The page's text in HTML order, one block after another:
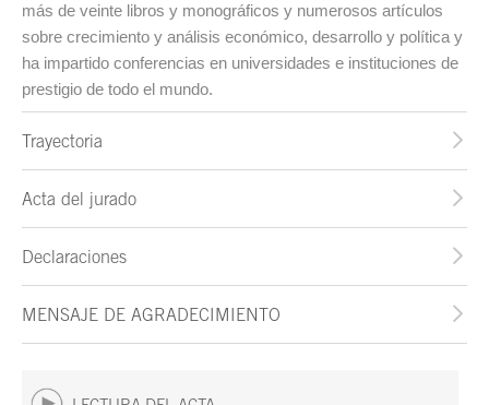
más de veinte libros y monográficos y numerosos artículos
sobre crecimiento y análisis económico, desarrollo y política y
ha impartido conferencias en universidades e instituciones de
prestigio de todo el mundo.
Trayectoria
Acta del jurado
Declaraciones
MENSAJE DE AGRADECIMIENTO